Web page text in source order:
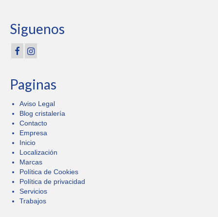
Siguenos
Paginas
Aviso Legal
Blog cristalería
Contacto
Empresa
Inicio
Localización
Marcas
Política de Cookies
Política de privacidad
Servicios
Trabajos